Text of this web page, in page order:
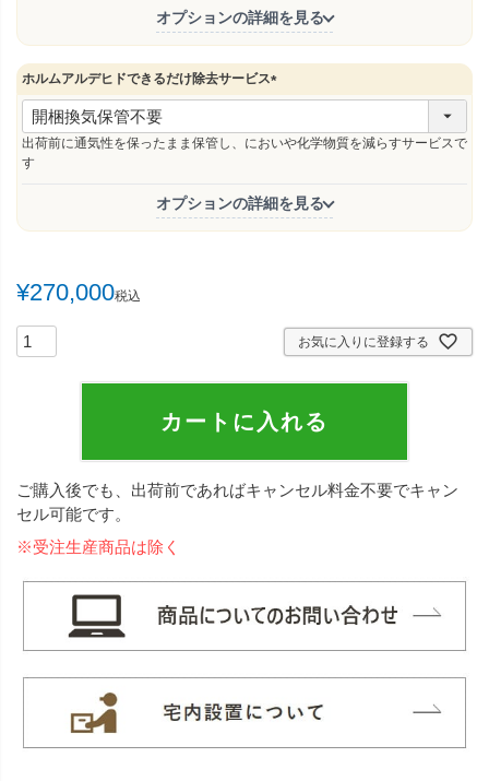
オプションの詳細を見る
ホルムアルデヒドできるだけ除去サービス
(
須
出荷前に通気性を保ったまま保管し、においや化学物質を減らすサービスで
す
オプションの詳細を見る
¥270,000税込
お気に入りに登録する
カートに入れる
ご購入後でも、出荷前であればキャンセル料金不要でキャン
セル可能です。
※受注生産商品は除く